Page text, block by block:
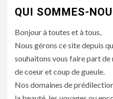
QUI SOMMES-
Bonjour à toutes et à tous,
Nous gérons ce site depuis
souhaitons vous faire part de
de coeur et coup de gueule.
Nos domaines de